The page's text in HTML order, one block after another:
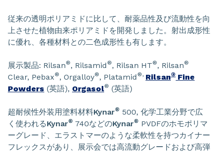
従来の透明ポリアミドに比して、耐薬品性及び流動性を向
上させた植物由来ポリアミドを開発しました。射出成形性
に優れ、各種材料との二色成形性も有します。
展示製品: Rilsan®, Rilsamid ®, Rilsan HT®, Rilsan®
Clear, Pebax®, Orgalloy®, Platamid ®, Rilsan® Fine
Powders (英語), Orgasol® (英語)
超耐候性外装用塗料材料Kynar® 500, 化学工業分野で広
く使われるKynar® 740などのKynar® PVDFのホモポリマ
ーグレード、エラストマーのような柔軟性を持つカイナー
フレックスがあり、展示会では高流動グレードおよび高弾